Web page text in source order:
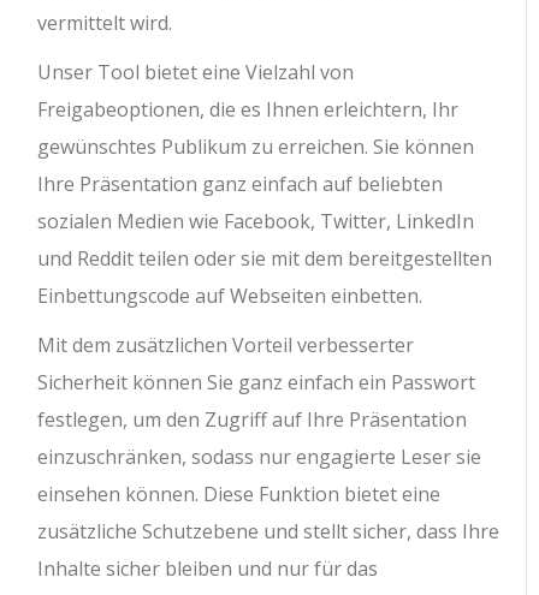
vermittelt wird.
Unser Tool bietet eine Vielzahl von
Freigabeoptionen, die es Ihnen erleichtern, Ihr
gewünschtes Publikum zu erreichen. Sie können
Ihre Präsentation ganz einfach auf beliebten
sozialen Medien wie Facebook, Twitter, LinkedIn
und Reddit teilen oder sie mit dem bereitgestellten
Einbettungscode auf Webseiten einbetten.
Mit dem zusätzlichen Vorteil verbesserter
Sicherheit können Sie ganz einfach ein Passwort
festlegen, um den Zugriff auf Ihre Präsentation
einzuschränken, sodass nur engagierte Leser sie
einsehen können. Diese Funktion bietet eine
zusätzliche Schutzebene und stellt sicher, dass Ihre
Inhalte sicher bleiben und nur für das